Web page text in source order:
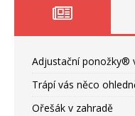
Adjustační ponožky®
Trápí vás něco
Ořešák v zahradě